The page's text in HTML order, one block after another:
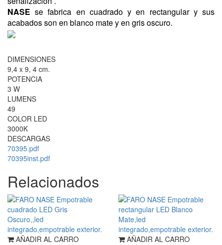
NASE se fabrica en cuadrado y en rectangular y sus
acabados son en blanco mate y en gris oscuro.
DIMENSIONES
9,4 x 9, 4 cm.
POTENCIA
3 W
LUMENS
49
COLOR LED
3000K
DESCARGAS
70395.pdf
70395inst.pdf
Relacionados
AÑADIR AL CARRO
AÑADIR AL CARRO